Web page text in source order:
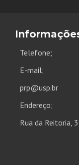
Telefone;
E-mail;
prp@usp.br
Endereço;
Rua da Reitoria,